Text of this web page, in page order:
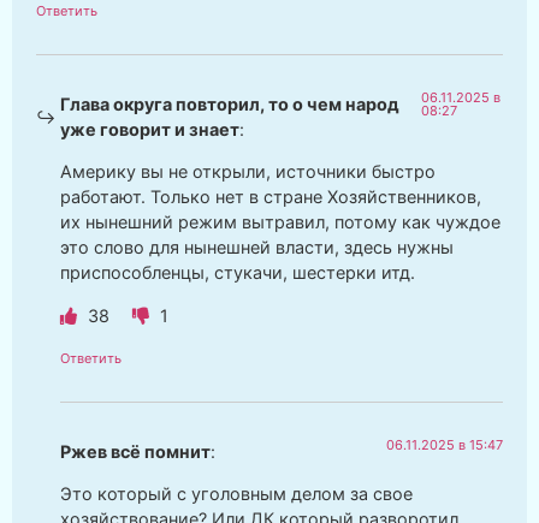
Ответить
Глава округа повторил, то о чем народ
уже говорит и знает:
06.11.2025 в
08:27
Америку вы не открыли, источники быстро
работают. Только нет в стране Хозяйственников,
их нынешний режим вытравил, потому как чуждое
это слово для нынешней власти, здесь нужны
приспособленцы, стукачи, шестерки итд.
38 1
Ответить
Ржев всё помнит: 06.11.2025 в 15:47
Это который с уголовным делом за свое